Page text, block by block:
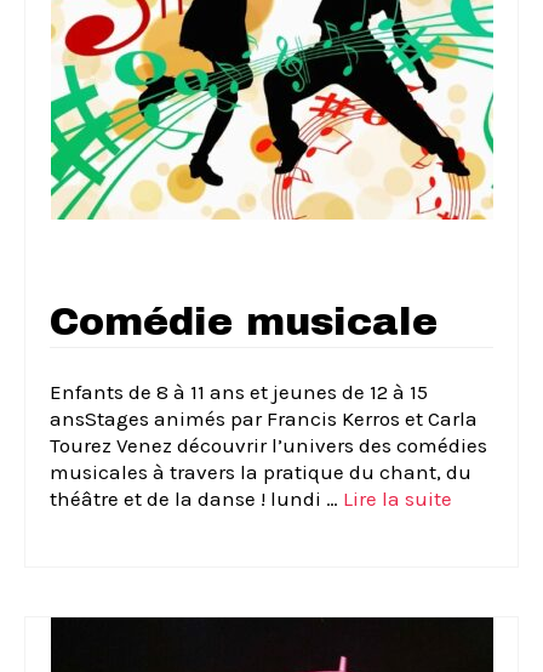
Comédie musicale
Enfants de 8 à 11 ans et jeunes de 12 à 15
ansStages animés par Francis Kerros et Carla
Tourez Venez découvrir l’univers des comédies
musicales à travers la pratique du chant, du
théâtre et de la danse ! lundi … Lire la suite­­